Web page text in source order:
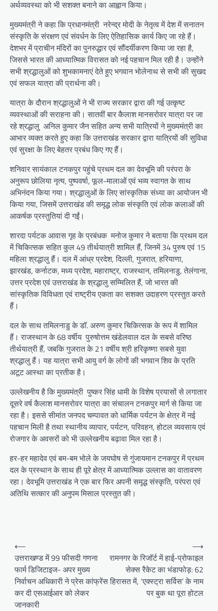
अर्थव्यवस्था को भी सशक्त बनाने का आह्वान किया।
मुख्यमंत्री ने कहा कि प्रधानमंत्री नरेन्द्र मोदी के नेतृत्व में देश में सनातन
संस्कृति के संरक्षण एवं संवर्धन के लिए ऐतिहासिक कार्य किए जा रहे हैं।
देशभर में प्राचीन मंदिरों का पुनरुद्धार एवं सौंदर्यीकरण किया जा रहा है,
जिससे भारत की आध्यात्मिक विरासत को नई पहचान मिल रही है। उन्होंने
सभी श्रद्धालुओं को शुभकामनाएं देते हुए भगवान भोलेनाथ से सभी की सुखद
एवं सफल यात्रा की प्रार्थना की।
यात्रा के दौरान श्रद्धालुओं ने भी राज्य सरकार द्वारा की गई उत्कृष्ट
व्यवस्थाओं की सराहना की। सातवीं बार कैलाश मानसरोवर यात्रा पर जा
रहे श्रद्धालु अनिल कुमार जैन सहित अन्य सभी यात्रियों ने मुख्यमंत्री का
आभार व्यक्त करते हुए कहा कि उत्तराखंड सरकार द्वारा यात्रियों की सुविधा
एवं सुरक्षा के लिए बेहतर प्रबंध किए गए हैं।
शनिवार सायंकाल टनकपुर पहुंचे प्रथम दल का देवभूमि की परंपरा के
अनुरूप छोलिया नृत्य, पुष्पवर्षा, फूल-मालाओं एवं भव्य स्वागत के साथ
अभिनंदन किया गया। श्रद्धालुओं के लिए सांस्कृतिक संध्या का आयोजन भी
किया गया, जिसमें उत्तराखंड की समृद्ध लोक संस्कृति एवं लोक कलाओं की
आकर्षक प्रस्तुतियां दी गईं।
शारदा पर्यटक आवास गृह के प्रबंधक मनोज कुमार ने बताया कि प्रथम दल
में चिकित्सक सहित कुल 49 तीर्थयात्री शामिल हैं, जिनमें 34 पुरुष एवं 15
महिला श्रद्धालु हैं। दल में आंध्र प्रदेश, दिल्ली, गुजरात, हरियाणा,
झारखंड, कर्नाटक, मध्य प्रदेश, महाराष्ट्र, राजस्थान, तमिलनाडु, तेलंगाना,
उत्तर प्रदेश एवं उत्तराखंड के श्रद्धालु सम्मिलित हैं, जो भारत की
सांस्कृतिक विविधता एवं राष्ट्रीय एकता का सशक्त उदाहरण प्रस्तुत करते
हैं।
दल के साथ तमिलनाडु के डॉ. अरुण कुमार चिकित्सक के रूप में शामिल
हैं। राजस्थान के 68 वर्षीय पुरुषोत्तम खंडेलवाल दल के सबसे वरिष्ठ
तीर्थयात्री हैं, जबकि गुजरात के 21 वर्षीय श्री हरिकृष्णा सबसे युवा
श्रद्धालु हैं। यह यात्रा सभी आयु वर्ग के लोगों की भगवान शिव के प्रति
अटूट आस्था का प्रतीक है।
उल्लेखनीय है कि मुख्यमंत्री पुष्कर सिंह धामी के विशेष प्रयासों से लगातार
दूसरे वर्ष कैलाश मानसरोवर यात्रा का संचालन टनकपुर मार्ग से किया जा
रहा है। इससे सीमांत जनपद चम्पावत को धार्मिक पर्यटन के क्षेत्र में नई
पहचान मिली है तथा स्थानीय व्यापार, पर्यटन, परिवहन, होटल व्यवसाय एवं
रोजगार के अवसरों को भी उल्लेखनीय बढ़ावा मिल रहा है।
हर-हर महादेव एवं बम-बम भोले के जयघोष से गुंजायमान टनकपुर में प्रथम
दल के प्रस्थान के साथ ही पूरे क्षेत्र में आध्यात्मिक उल्लास का वातावरण
रहा। देवभूमि उत्तराखंड ने एक बार फिर अपनी समृद्ध संस्कृति, परंपरा एवं
अतिथि सत्कार की अनुपम मिसाल प्रस्तुत की।
o
n
⟵
उत्तराखण्ड में 99 फीसदी गणना
फार्म डिजिटाइज- अपर मुख्य
निर्वाचन अधिकारी ने प्रेस कांफ्रेंस
कर दी एसआईआर को लेकर
जानकारी
रामनगर के रिजॉर्ट में हाई-प्रोफाइल
सेक्स रैकेट का भंडाफोड़: 62
हिरासत में, ‘एक्स्ट्रा सर्विस’ के नाम
पर बुक था पूरा होटल
⟶